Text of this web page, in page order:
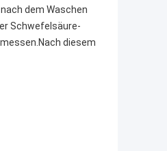
dem Waschen
Schwefelsäure-
diesem